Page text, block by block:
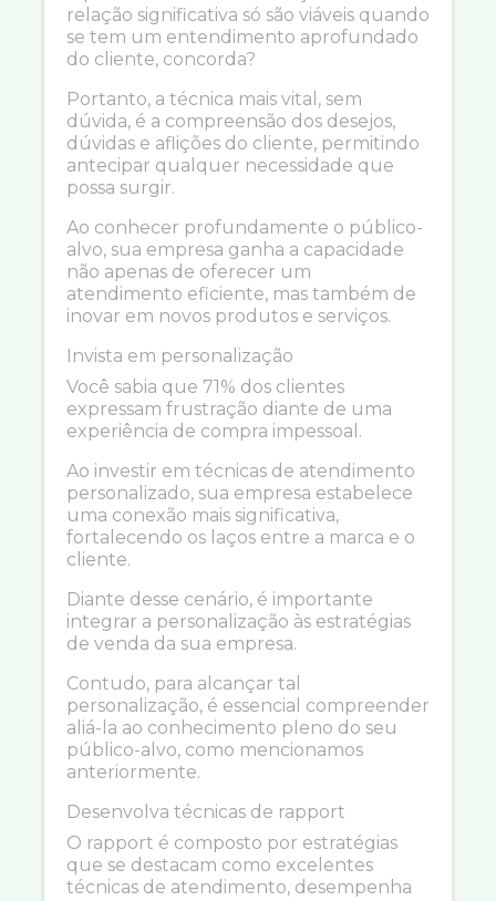
relação significativa só são viáveis quando
se tem um entendimento aprofundado
do cliente, concorda?
Portanto, a técnica mais vital, sem
dúvida, é a compreensão dos desejos,
dúvidas e aflições do cliente, permitindo
antecipar qualquer necessidade que
possa surgir.
Ao conhecer profundamente o público-
alvo, sua empresa ganha a capacidade
não apenas de oferecer um
atendimento eficiente, mas também de
inovar em novos produtos e serviços.
Invista em personalização
Você sabia que 71% dos clientes
expressam frustração diante de uma
experiência de compra impessoal.
Ao investir em técnicas de atendimento
personalizado, sua empresa estabelece
uma conexão mais significativa,
fortalecendo os laços entre a marca e o
cliente.
Diante desse cenário, é importante
integrar a personalização às estratégias
de venda da sua empresa.
Contudo, para alcançar tal
personalização, é essencial compreender
aliá-la ao conhecimento pleno do seu
público-alvo, como mencionamos
anteriormente.
Desenvolva técnicas de rapport
O rapport é composto por estratégias
que se destacam como excelentes
técnicas de atendimento, desempenha